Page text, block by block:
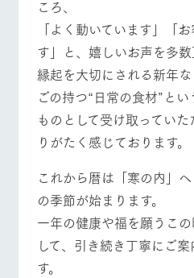
わせ・資
料請求
個人情報取扱いについて
営業時間・料金
よくあるご質問
ペットをお連れの
お客様へ
ころ、
「よく動いています」「
す」と、嬉しいお声を多数
縁起を大切にされる新年
ごの持つ“日常の食材”と
ものとして受け取ってい
りがたく感じております。
これから暦は「寒の内」
の季節が始まります。
一年の健康や福を願うこ
して、引き続き丁寧にご
す。